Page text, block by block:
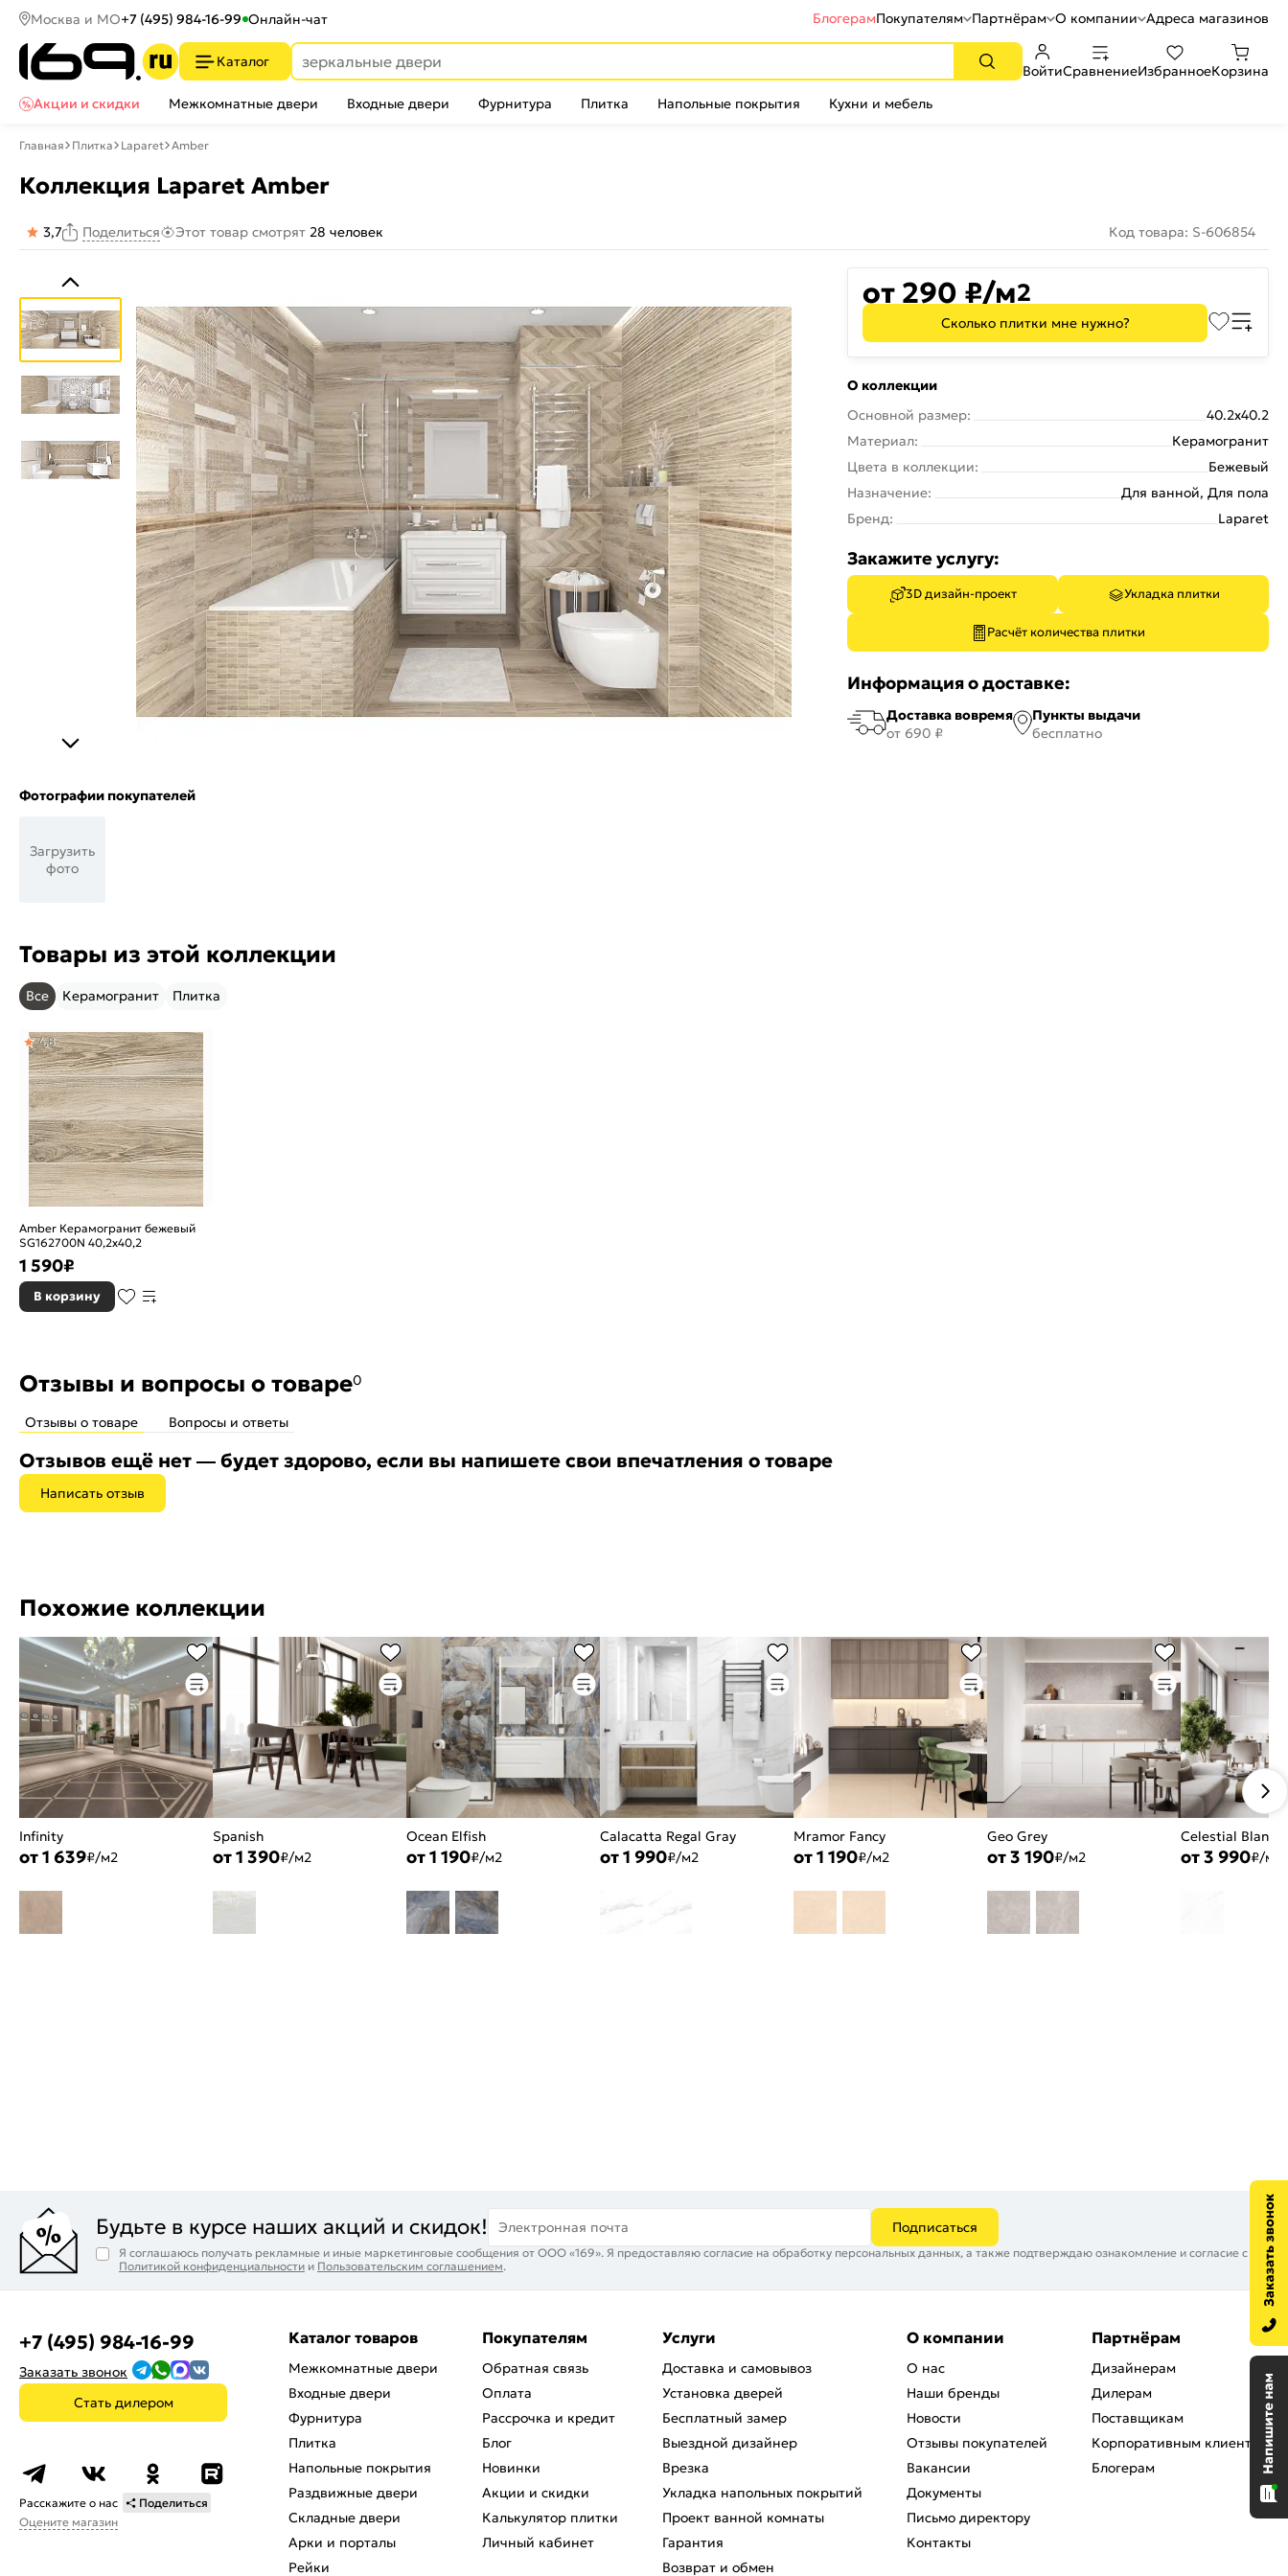
Москва и МО+7 (495) 984-16-99 Онлайн-чат БлогерамПокупателям Партнёрам О компании Адреса магазинов
Каталог
ВойтиСравнениеИзбранноеКорзина
Акции и скидки
Межкомнатные двери Входные двери Фурнитура Плитка Напольные покрытия Кухни и мебель
Главная Плитка Laparet Amber
Коллекция Laparet Amber
3,7 Поделиться Этот товар смотрят 28 человек Код товара: S-606854
Фотографии покупателей
Загрузить
фото
от 290 ₽/м2
Сколько плитки мне нужно?
О коллекции
Основной размер:
40.2x40.2
Материал:
Керамогранит
Цвета в коллекции:
Бежевый
Назначение:
Для ванной, Для пола
Бренд:
Laparet
Закажите услугу:
3D дизайн-проект Укладка плитки
Расчёт количества плитки
Информация о доставке:
Доставка вовремя
от 690 ₽
Пункты выдачи
бесплатно
Товары из этой коллекции
Все Керамогранит Плитка
Amber Керамогранит бежевый
SG162700N 40,2х40,2
4,8
1 590₽
В корзину
Отзывы и вопросы о товаре0
Отзывы о товаре Вопросы и ответы
Отзывов ещё нет — будет здорово, если вы напишете свои впечатления о товаре
Написать отзыв
Похожие коллекции
Infinity
от 1 639₽/м2
Spanish
от 1 390₽/м2
Ocean Elfish
от 1 190₽/м2
Calacatta Regal Gray
от 1 990₽/м2
Mramor Fancy
от 1 190₽/м2
Geo Grey
от 3 190₽/м2
Celestial Blanco
от 3 990₽/м2
Будьте в курсе наших акций и скидок! Электронная почта Подписаться
Я соглашаюсь получать рекламные и иные маркетинговые сообщения от ООО «169». Я предоставляю согласие на обработку персональных данных, а также подтверждаю ознакомление и согласие с
Политикой конфиденциальности и Пользовательским соглашением.
+7 (495) 984-16-99
Заказать звонок
Стать дилером
Расскажите о нас
Поделиться
Оцените магазин
Каталог товаров
Межкомнатные двери
Входные двери
Фурнитура
Плитка
Напольные покрытия
Раздвижные двери
Складные двери
Арки и порталы
Рейки
Покупателям
Обратная связь
Оплата
Рассрочка и кредит
Блог
Новинки
Акции и скидки
Калькулятор плитки
Личный кабинет
Услуги
Доставка и самовывоз
Установка дверей
Бесплатный замер
Выездной дизайнер
Врезка
Укладка напольных покрытий
Проект ванной комнаты
Гарантия
Возврат и обмен
О компании
О нас
Наши бренды
Новости
Отзывы покупателей
Вакансии
Документы
Письмо директору
Контакты
Партнёрам
Дизайнерам
Дилерам
Поставщикам
Корпоративным клиентам
Блогерам